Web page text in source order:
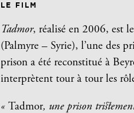
LE FILM
Tadmor, réalisé en 2006, est
(Palmyre – Syrie), l’une des
prison a été reconstitué à
interprètent tour à tour les
«Tadmor, une prison